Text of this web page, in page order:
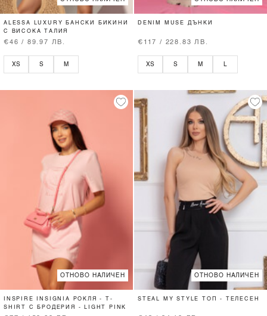
ALESSA LUXURY БАНСКИ БИКИНИ
С ВИСОКА ТАЛИЯ
€46 / 89.97 ЛВ.
XS S M
DENIM MUSE ДЪНКИ
€117 / 228.83 ЛВ.
XS S M L
ОТНОВО НАЛИЧЕН
INSPIRE INSIGNIA РОКЛЯ - T-
SHIRT С БРОДЕРИЯ - LIGHT PINK
ОТНОВО НАЛИЧЕН
STEAL MY STYLE ТОП - ТЕЛЕСЕН